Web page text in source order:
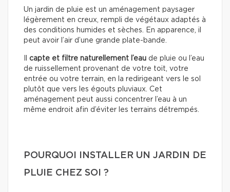
Un jardin de pluie est un aménagement paysager
légèrement en creux, rempli de végétaux adaptés à
des conditions humides et sèches. En apparence, il
peut avoir l’air d’une grande plate-bande.
capte et filtre naturellement l’eau de pluie ou l’eau
de ruissellement provenant de votre toit, votre
entrée ou votre terrain, en la redirigeant vers le sol
plutôt que vers les égouts pluviaux. Cet
aménagement peut aussi concentrer l’eau à un
même endroit afin d’éviter les terrains détrempés.
POURQUOI INSTALLER UN JARDIN DE
PLUIE CHEZ SOI ?